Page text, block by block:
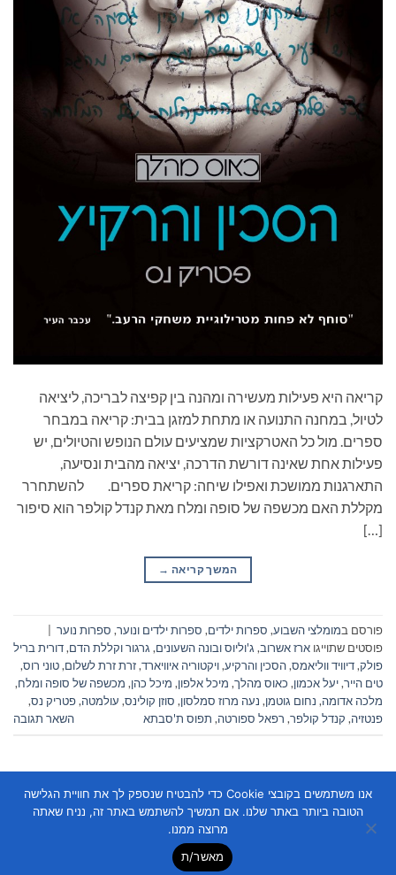
קריאה היא פעילות מעשירה ומהנה בין קפיצה לבריכה, ליציאה
לטיול, במחנה התנועה או מתחת למזגן בבית: קריאה במבחר
ספרים. מול כל האטרקציות שמציעים עולם הנופש והטיולים, יש
פעילות אחת שאינה דורשת הדרכה, יציאה מהבית ונסיעה,
התארגנות ממושכת ואפילו שיחה: קריאת ספרים. להשתחרר
מקללת האם מכשפה של סופה ומלח מאת קנדל קולפר הוא סיפור
[…]
המשך קריאה →
פורסם במומלצי השבוע, ספרות ילדים, ספרות ילדים ונוער, ספרות נוער
פוסטים שתוייגו ארז אשרוב, ג'וליוס ובונה השעונים, גרגור וקללת הדם,דורית בריל
פולק,דיוויד ווליאמס,הסכין והרקיע,ויקטוריה איוויארד,זרת זרת לשלום,טוני רוס,
טים הייר,יעל אכמון, כאוס מהלך, מיכל אלפון, מיכל כהן, מכשפה של סופה ומלח,
מלכה אדומה, נחום גוטמן, נעה מרוז סמלסון, סוזן קולינס, עולמטה,פטריק נס,
פנטזיה, קנדל קולפר, רפאל ספורטה, תפוס ת'סבתא השאר תגובה
Copyright 2026 ©Flatsome Theme
אנו משתמשים בקובצי Cookie כדי להבטיח שנספק לך את חוויית הגלישה
הטובה ביותר באתר שלנו. אם תמשיך להשתמש באתר זה, נניח שאתה
מרוצה ממנו.
מאשר/ת